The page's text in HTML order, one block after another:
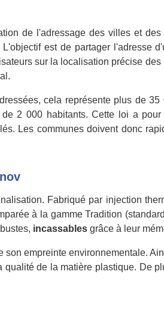
de l'adressage des villes et
L'objectif est de partager l'adresse
sur la localisation précise
cela représente plus de 35
2 000 habitants. Cette loi a
Les communes doivent donc
Fabriqué par injection
à la gamme Tradition
incassables grâce à leur
empreinte environnementale.
de la matière plastique. De